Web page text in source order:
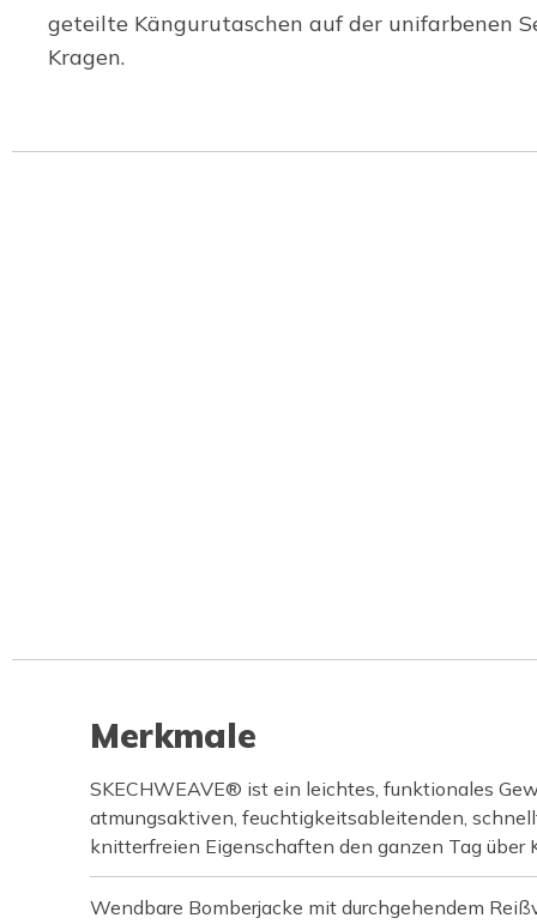
geteilte Kängurutaschen auf der unifarbenen
Kragen.
Merkmale
SKECHWEAVE® ist ein leichtes, funktionales
atmungsaktiven, feuchtigkeitsableitenden,
knitterfreien Eigenschaften den ganzen Tag über
Wendbare Bomberjacke mit durchgehendem